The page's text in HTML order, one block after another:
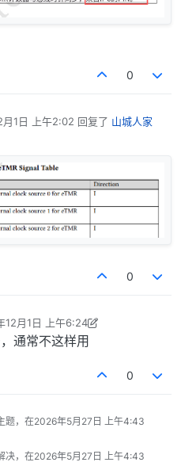
0
1日 上午2:02 回复了 山城人家
0
12月1日 上午6:24
编辑2025年12月1日 下午4:51
通常不这样用
0
题，在2026年5月27日 上午4:43
决，在2026年5月27日 上午4:43